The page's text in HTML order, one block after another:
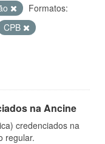
Formatos:
CPB
na Ancine
credenciados na
regular.